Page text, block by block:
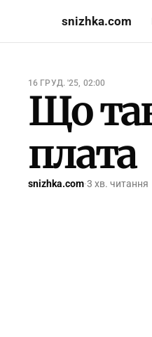
snizhka.com
16 ГРУД. '25, 02:00
Що
плата
snizhka.com·3 хв. читання